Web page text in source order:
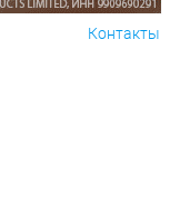
Контакты